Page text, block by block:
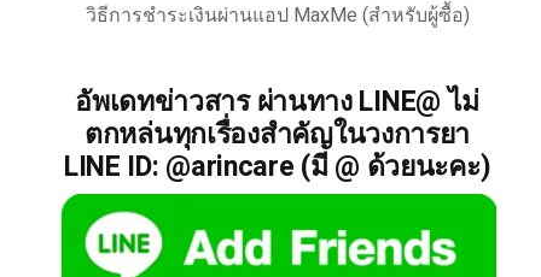
วิธีการชำระเงินผ่านแอป MaxMe (สำหรับผู้ซื้อ)
อัพเดทข่าวสาร ผ่านทาง LINE@ ไม่
ตกหล่นทุกเรื่องสำคัญในวงการยา
LINE ID: @arincare (มี @ ด้วยนะคะ)